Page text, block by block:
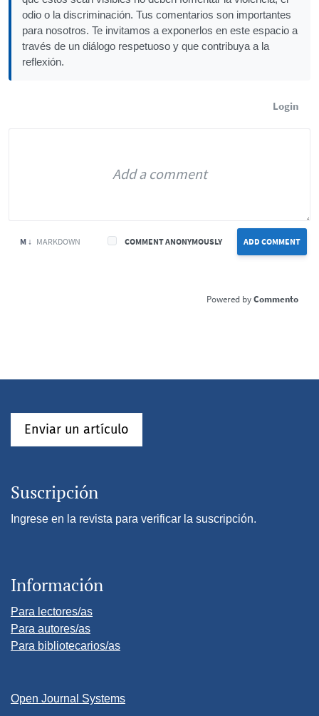
odio o la discriminación. Tus comentarios son importantes
para nosotros. Te invitamos a exponerlos en este espacio a
través de un diálogo respetuoso y que contribuya a la
reflexión.
Login
ADD COMMENT
COMMENT ANONYMOUSLY
M ↓ MARKDOWN
Commento
Enviar un artículo
Suscripción
Ingrese en la revista para verificar la suscripción.
Información
Para lectores/as
Para autores/as
Para bibliotecarios/as
Open Journal Systems